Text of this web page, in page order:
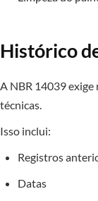
Histórico
A NBR 14039
técnicas.
Isso inclui:
Registros
Datas